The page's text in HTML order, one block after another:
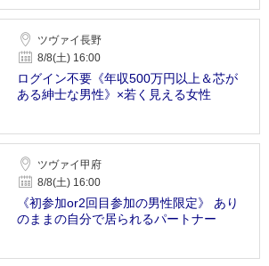
ツヴァイ長野
8/8(土) 16:00
ログイン不要《年収500万円以上＆芯が
ある紳士な男性》×若く見える女性
ツヴァイ甲府
8/8(土) 16:00
《初参加or2回目参加の男性限定》 あり
のままの自分で居られるパートナー